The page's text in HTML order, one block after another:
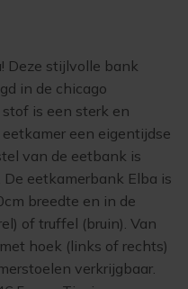
Deze stijlvolle bank
in de chicago
is een sterk en
een eigentijdse
van de eetbank is
eetkamerbank Elba is
breedte en in de
of truffel (bruin). Van
hoek (links of rechts)
verkrijgbaar.